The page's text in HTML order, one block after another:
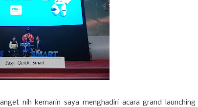
nih kemarin saya menghadiri acara grand launching